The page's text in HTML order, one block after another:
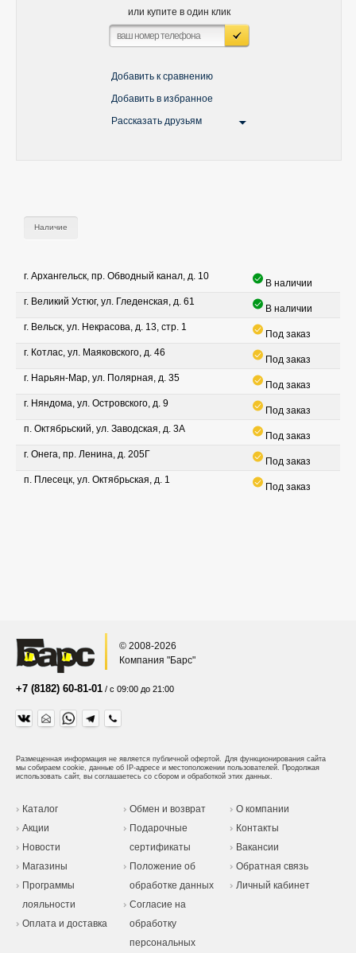
или купите в один клик
Добавить к сравнению
Добавить в избранное
Рассказать друзьям
Наличие
г. Архангельск, пр. Обводный канал, д. 10
В наличии
г. Великий Устюг, ул. Гледенская, д. 61
В наличии
г. Вельск, ул. Некрасова, д. 13, стр. 1
Под заказ
г. Котлас, ул. Маяковского, д. 46
Под заказ
г. Нарьян-Мар, ул. Полярная, д. 35
Под заказ
г. Няндома, ул. Островского, д. 9
Под заказ
п. Октябрьский, ул. Заводская, д. 3А
Под заказ
г. Онега, пр. Ленина, д. 205Г
Под заказ
п. Плесецк, ул. Октябрьская, д. 1
Под заказ
© 2008-2026
Компания "Барс"
+7 (8182) 60-81-01 / с 09:00 до 21:00
Размещенная информация не является публичной офертой. Для функционирования сайта
мы собираем cookie, данные об IP-адресе и местоположении пользователей. Продолжая
использовать сайт, вы соглашаетесь со сбором и обработкой этих данных.
Каталог
Акции
Новости
Магазины
Программы
лояльности
Оплата и доставка
Обмен и возврат
Подарочные
сертификаты
Положение об
обработке данных
Согласие на
обработку
персональных
О компании
Контакты
Вакансии
Обратная связь
Личный кабинет